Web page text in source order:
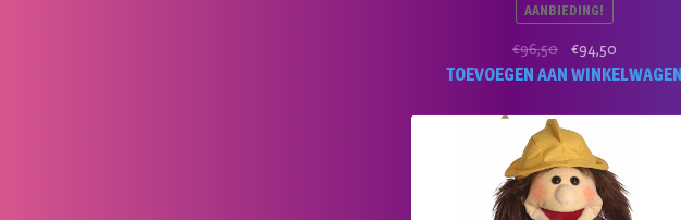
AANBIEDING!
€96,50
Oorspronkelijke
prijs
€96,50.
€94,50Huidige
prijs
€94,50.
TOEVOEGEN AAN WINKELWAGEN